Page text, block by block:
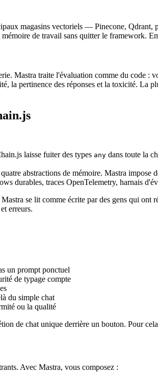
magasins vectoriels — Pinecone,
de travail sans quitter le framework.
Mastra traite l'évaluation comme du code :
la pertinence des réponses et la toxicité. La
laisse fuiter des types any dans toute la
abstractions de mémoire. Mastra impose
durables, traces OpenTelemetry, harnais
se lit comme écrite par des gens qui
erreurs.
un prompt ponctuel
de typage compte
du simple chat
ou la qualité
de chat unique derrière un bouton. Pour
Avec Mastra, vous composez :